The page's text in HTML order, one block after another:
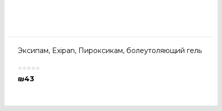
Эксипам, Exipan, Пироксикам, болеутоляющий гель
₪43